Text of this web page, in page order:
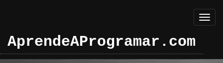
AprendeAProgramar.com